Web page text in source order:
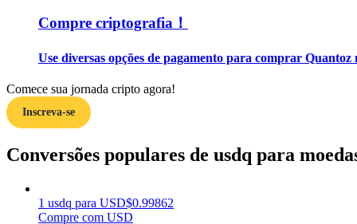
Guia
Estratégias de negociação
Compre criptografia！
Use diversas opções de pagamento para comprar
Comece sua jornada cripto agora!
Inscreva-se
Conversões populares de usdq para
1 usdq para USD$0.99862
Compre com USD